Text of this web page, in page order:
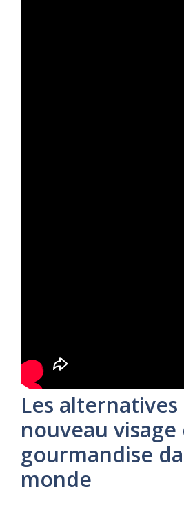
Les
nouveau
gourmandise
monde